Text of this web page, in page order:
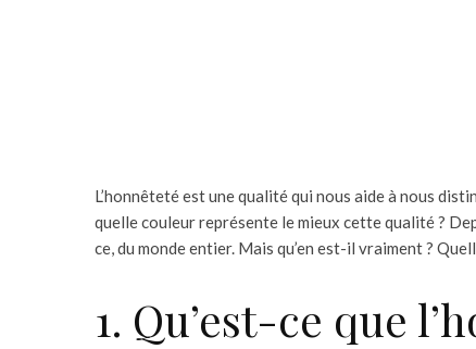
L’honnêteté est une qualité qui nous aide à nous
quelle couleur représente le mieux cette qualité ?
ce, du monde entier. Mais qu’en est-il vraiment ?
1. Qu’est-ce que